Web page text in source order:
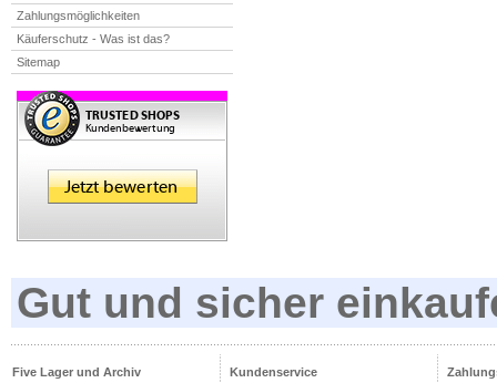
Zahlungsmöglichkeiten
Käuferschutz - Was ist das?
Sitemap
Gut und sicher
Five Lager und Archiv Kundenservice